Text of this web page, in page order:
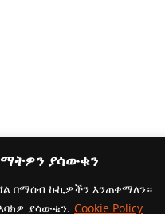
ያሳውቁን
በማሰብ ኩኪዎችን እንጠቀማለን።
ያሳውቁን. Cookie Policy